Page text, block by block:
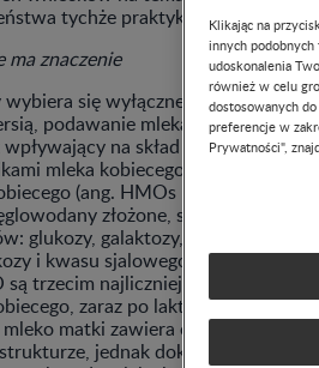
tychże praktyk.
ma znaczenie
się wyłączne, czy
podawanie mleka matki
na skład mikrobiomu
mleka kobiecego są
(ang. HMOs - human milk
złożone, składające się
glukozy, galaktozy, N-
i kwasu sjalowego. Biorąc pod
trzecim najliczniejszym stałym
zaraz po laktozie i
matki zawiera około 150-
jednak dokładna liczba
Klikając na
innych podobnych
udoskonalenia
również w celu
dostosowanych
preferencje w
Prywatności",